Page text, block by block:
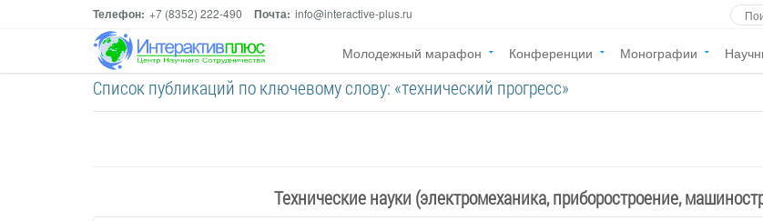
Телефон: +7 (8352) 222-490 Почта: info@interactive-plus.ru
Молодежный марафон Конференции Монографии
Список публикаций по ключевому слову: «технический прогресс»
Технические науки (электромеханика, приборостроение,